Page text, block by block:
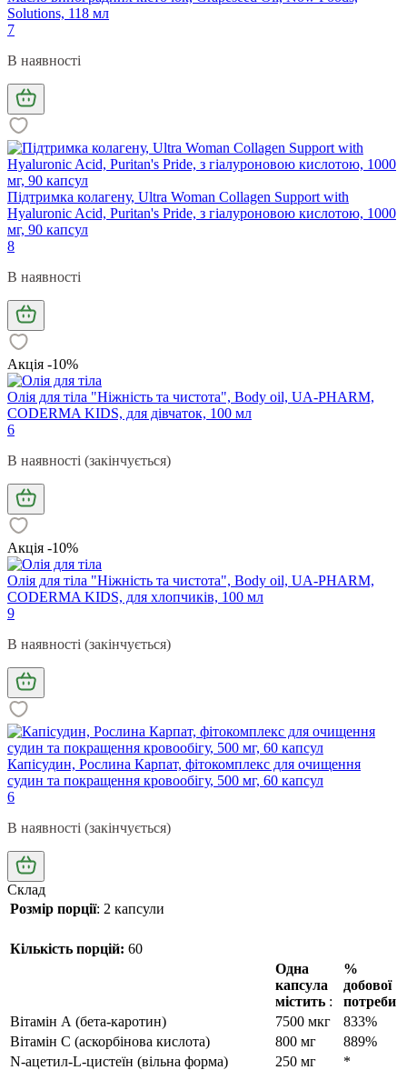
Solutions, 118 мл
7
В наявності
Підтримка колагену, Ultra Woman Collagen Support with
Hyaluronic Acid, Puritan's Pride, з гіалуроновою кислотою, 1000
мг, 90 капсул
8
В наявності
Акція -10%
Олія для тіла "Ніжність та чистота", Body oil, UA-PHARM,
CODERMA KIDS, для дівчаток, 100 мл
6
В наявності (закінчується)
Акція -10%
Олія для тіла "Ніжність та чистота", Body oil, UA-PHARM,
CODERMA KIDS, для хлопчиків, 100 мл
9
В наявності (закінчується)
Капісудин, Рослина Карпат, фітокомплекс для очищення
судин та покращення кровообігу, 500 мг, 60 капсул
6
В наявності (закінчується)
Склад
Розмір порції: 2 капсули
Кількість порцій: 60
Одна
капсула
містить :
%
добової
потреби
Вітамін А (бета-каротин)
7500 мкг
833%
Вітамін С (аскорбінова кислота)
800 мг
889%
N-ацетил-L-цистеїн (вільна форма)
250 мг
*